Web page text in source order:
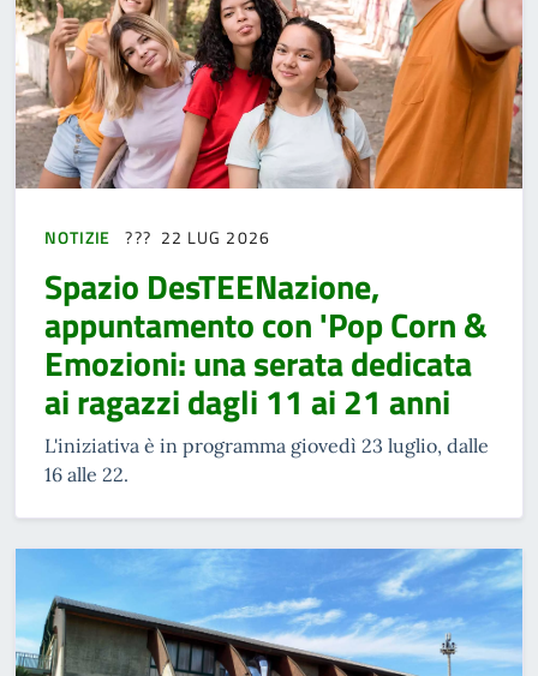
NOTIZIE 22 LUG 2026
Spazio DesTEENazione,
appuntamento con 'Pop Corn &
Emozioni: una serata dedicata
ai ragazzi dagli 11 ai 21 anni
L'iniziativa è in programma giovedì 23 luglio, dalle
16 alle 22.